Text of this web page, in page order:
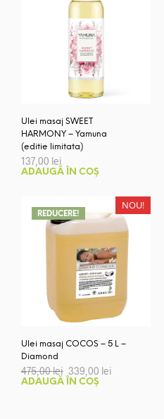
Ulei masaj SWEET
HARMONY – Yamuna
(editie limitata)
137,00 lei
ADAUGĂ ÎN COȘ
NOU!
REDUCERE!
Ulei masaj COCOS – 5 L –
Diamond
475,00lei Prețul
inițial
339,00 lei
ADAUGĂ ÎN COȘ